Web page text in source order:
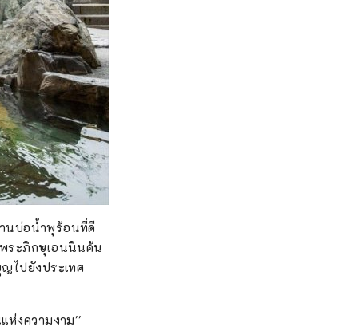
นบ่อน้ำพุร้อนที่ดี
ระภิกษุเอนนินค้น
ไปยังประเทศ
ห่งความงาม''